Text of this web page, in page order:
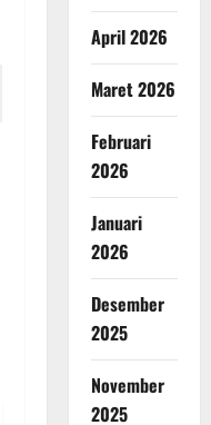
April 2026
Maret 2026
Februari
2026
Januari
2026
Desember
2025
November
2025